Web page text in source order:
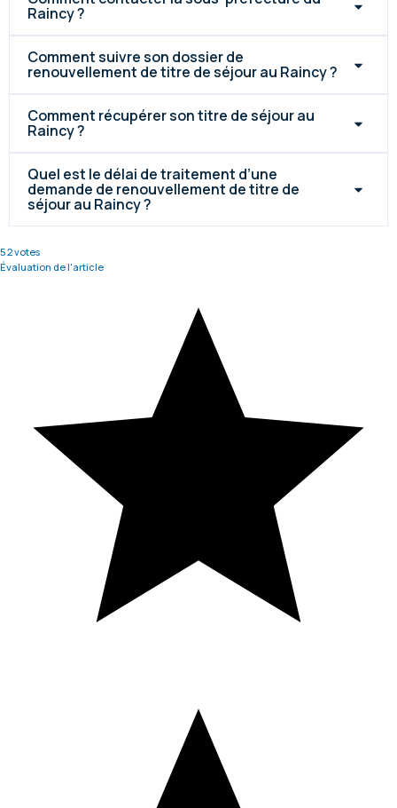
Raincy ?
Comment suivre son dossier de
renouvellement de titre de séjour au Raincy ?
Comment récupérer son titre de séjour au
Raincy ?
Quel est le délai de traitement d’une
demande de renouvellement de titre de
séjour au Raincy ?
52votes
Évaluation de l'article